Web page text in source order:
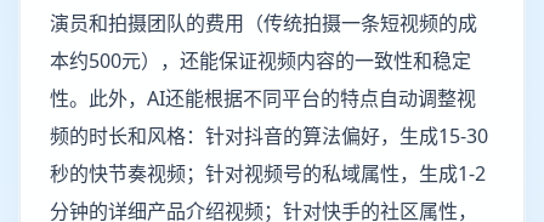
演员和拍摄团队的费用（传统拍摄一条短视频的成
本约500元），还能保证视频内容的一致性和稳定
性。此外，AI还能根据不同平台的特点自动调整视
频的时长和风格：针对抖音的算法偏好，生成15-30
秒的快节奏视频；针对视频号的私域属性，生成1-2
分钟的详细产品介绍视频；针对快手的社区属性，